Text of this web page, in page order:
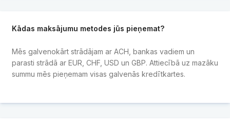
Kādas maksājumu metodes jūs pieņemat?
Mēs galvenokārt strādājam ar ACH, bankas vadiem un
parasti strādā ar EUR, CHF, USD un GBP. Attiecībā uz mazāku
summu mēs pieņemam visas galvenās kredītkartes.